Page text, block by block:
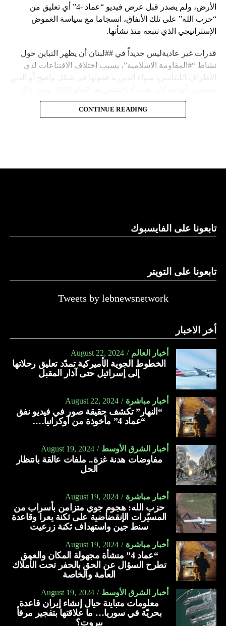
الأرض، ولم يصدر قبل عرض فيديو “عماد -4” أي تعليق من
“حزب الله” على تلك الأنفاق، انسجاما مع سياسة الغموض
الإستراتيجي الذي تتبعه منذ نشأتها.
قدرات غير عاديةليس جديداً في ##لبنان أن يظهر التباين حول
نشاط “#المقاومة الاسلامية”، بسبب اختلاف الاقتناعات لدى
الأطراف اللبنانيين، سواء الذين يدعمونها في شكل واضح أو الذين
إلى أن المقاومة ضد الاحتلال الإسرائيلي لم تكن يوماً محط
إجماع داخلي، وإن كانت القوى اللبنانية المؤمنة بالصراع ضد
النهار
CONTINUE READING
تابعونا على الفايسبوك
تابعونا على التويتر
Tweets by lebnewsnetwork
أخر الاخبار
أخبار العالم August 22, 2024
الخطوط الجوية الأميركية تمدّد تعليق رحلاتها
إلى إسرائيل حتى آذار المقبل
أخبار مباشرة August 22, 2024
“النهار” تكشف حقيقة صور في فيديو نفق
“عماد 4” مأخوذة من أوكرانيا….
أخبار الشرق الأوسط August 19, 2024
مفاوضات هدنة غزة.. ملفات عالقة بانتظار
الحل
أخبار مباشرة August 19, 2024
حزب الله: هجوم جوي متزامن بأسراب من
المسيّرات الإنقضاضية على ثكنة يعرا وقاعدة
سنط جين واستهداف ثكنة زرعيت
أخبار مباشرة August 19, 2024
“عماد 4” منشأة مجهولة المكان والعمق
تطرح السؤال عن الحق بالحفر تحت الأملاك
العامة والخاصة
أخبار الشرق الأوسط August 19, 2024
معلومات متباينة حيال إنشاء إيران قاعدة
بحريّة في سوريا… ما علاقتها بتفجير مرفأ
بيروت؟